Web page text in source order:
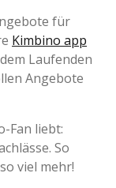
für
Kimbino app
Laufenden
Angebote
Fan liebt:
So
viel mehr!